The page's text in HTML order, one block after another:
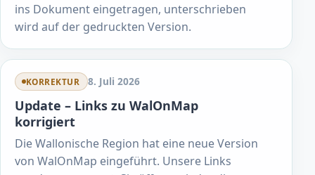
ins Dokument eingetragen, unterschrieben
wird auf der gedruckten Version.
KORREKTUR 8. Juli 2026
Update – Links zu WalOnMap
korrigiert
Die Wallonische Region hat eine neue Version
von WalOnMap eingeführt. Unsere Links